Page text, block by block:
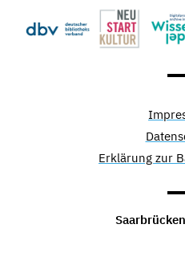
Erklärung zur